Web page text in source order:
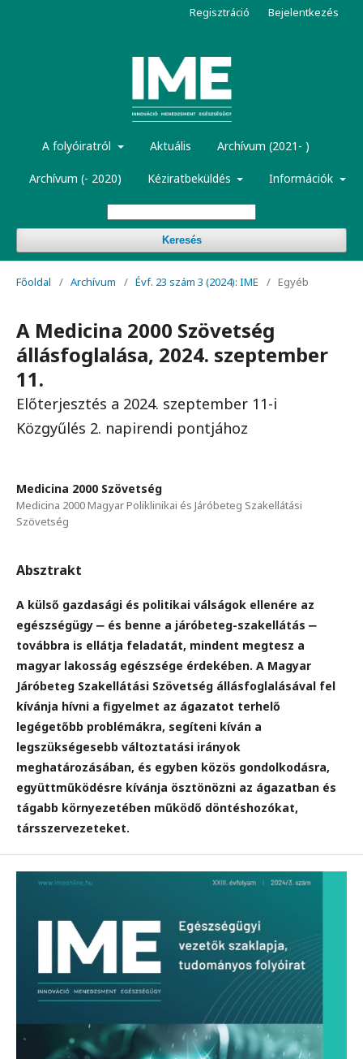
A folyóiratról Aktuális Archívum (2021- )
Archívum (- 2020) Kéziratbeküldés Információk
Keresés
Regisztráció Bejelentkezés
Főoldal / Archívum / Évf. 23 szám 3 (2024): IME / Egyéb
A Medicina 2000 Szövetség
állásfoglalása, 2024. szeptember
11.
Előterjesztés a 2024. szeptember 11-i
Közgyűlés 2. napirendi pontjához
Medicina 2000 Szövetség
Medicina 2000 Magyar Poliklinikai és Járóbeteg Szakellátási
Szövetség
Absztrakt
A külső gazdasági és politikai válságok ellenére az
egészségügy ‒ és benne a járóbeteg-szakellátás ‒
továbbra is ellátja feladatát, mindent megtesz a
magyar lakosság egészsége érdekében. A Magyar
Járóbeteg Szakellátási Szövetség állásfoglalásával fel
kívánja hívni a figyelmet az ágazatot terhelő
legégetőbb problémákra, segíteni kíván a
legszükségesebb változtatási irányok
meghatározásában, és egyben közös gondolkodásra,
együttműködésre kívánja ösztönözni az ágazatban és
tágabb környezetében működő döntéshozókat,
társszervezeteket.